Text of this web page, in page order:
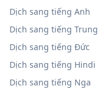
Dịch sang tiếng Anh
Dịch sang tiếng Trung
Dịch sang tiếng Đức
Dịch sang tiếng Hindi
Dịch sang tiếng Nga